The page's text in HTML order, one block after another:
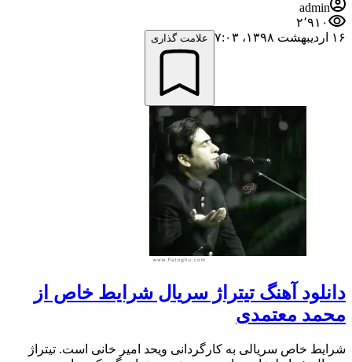
admin
۲٬۹۱۰
۱۶ اردیبهشت ۱۳۹۸،‏ ۷:۰۳
علامت گذاری
دانلود آهنگ تیتراژ سریال شرایط خاص از
محمد معتمدی
شرایط خاص سریالی به کارگردانی ویحد امیر خانی است. تیتراژ